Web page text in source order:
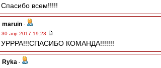
Спасибо всем!!!!!
maruin -
30 апр 2017 19:23
УРРРА!!!СПАСИБО КОМАНДА!!!!!!!
Ryka -